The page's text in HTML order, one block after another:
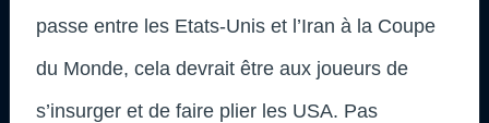
passe entre les Etats-Unis et l’Iran à la Coupe
du Monde, cela devrait être aux joueurs de
s’insurger et de faire plier les USA. Pas